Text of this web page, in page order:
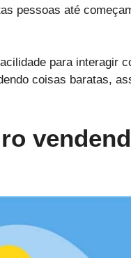
pessoas até
para interagir
coisas baratas,